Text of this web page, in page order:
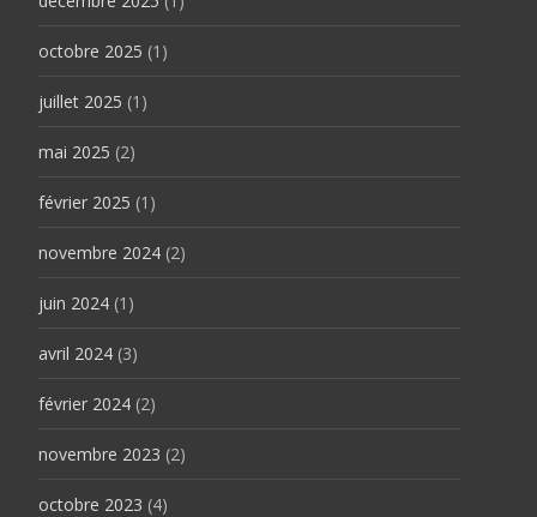
octobre 2025 (1)
juillet 2025 (1)
mai 2025 (2)
février 2025 (1)
novembre 2024 (2)
juin 2024 (1)
avril 2024 (3)
février 2024 (2)
novembre 2023 (2)
octobre 2023 (4)